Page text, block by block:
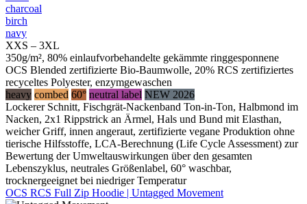
charcoal
birch
navy
XXS – 3XL
350g/m², 80% einlaufvorbehandelte gekämmte ringgesponnene
OCS Blended zertifizierte Bio-Baumwolle, 20% RCS zertifiziertes
recyceltes Polyester, enzymgewaschen
heavy combed 60° neutral label NEW 2026
Lockerer Schnitt, Fischgrät-Nackenband Ton-in-Ton, Halbmond im
Nacken, 2x1 Rippstrick an Ärmel, Hals und Bund mit Elasthan,
weicher Griff, innen angeraut, zertifizierte vegane Produktion ohne
tierische Hilfsstoffe, LCA-Berechnung (Life Cycle Assessment) zur
Bewertung der Umweltauswirkungen über den gesamten
Lebenszyklus, neutrales Größenlabel, 60° waschbar,
trocknergeeignet bei niedriger Temperatur
OCS RCS Full Zip Hoodie | Untagged Movement